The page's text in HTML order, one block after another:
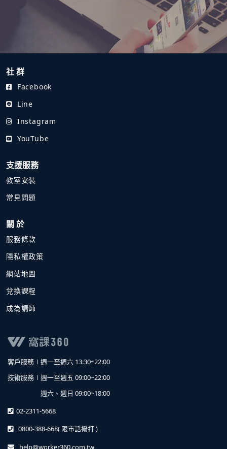
社 群
Facebook
Line
Instagram
YouTube
支援服務
教室安裝
常見問題
關 於
服務條款
隱私權政策
網站地圖
兌換課程
成為講師
客戶服務∣ 週一至週六 13:30~22:00
技術服務∣ 週一至週五 09:00~22:00
週六、週日 09:00~18:00
02-2311-5668
0800-388-668( 限市話撥打 )
help@worker360.com.tw